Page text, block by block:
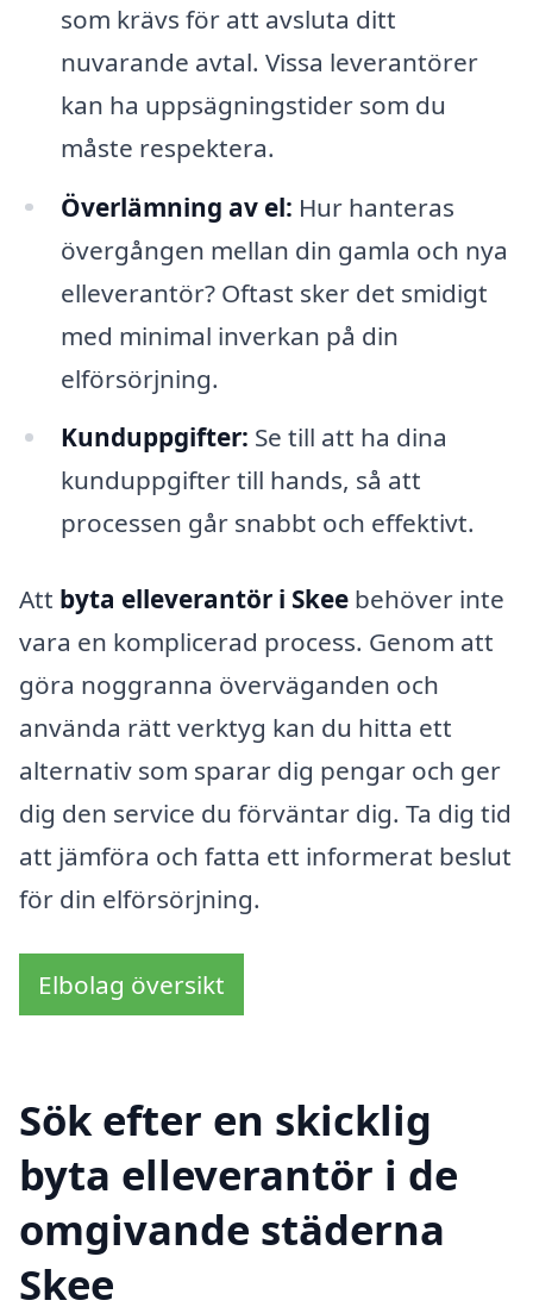
som krävs för att avsluta ditt
nuvarande avtal. Vissa leverantörer
kan ha uppsägningstider som du
måste respektera.
Överlämning av el: Hur hanteras
övergången mellan din gamla och nya
elleverantör? Oftast sker det smidigt
med minimal inverkan på din
elförsörjning.
Kunduppgifter: Se till att ha dina
kunduppgifter till hands, så att
processen går snabbt och effektivt.
Att byta elleverantör i Skee behöver inte
vara en komplicerad process. Genom att
göra noggranna överväganden och
använda rätt verktyg kan du hitta ett
alternativ som sparar dig pengar och ger
dig den service du förväntar dig. Ta dig tid
att jämföra och fatta ett informerat beslut
för din elförsörjning.
Elbolag översikt
Sök efter en skicklig
byta elleverantör i de
omgivande städerna
Skee